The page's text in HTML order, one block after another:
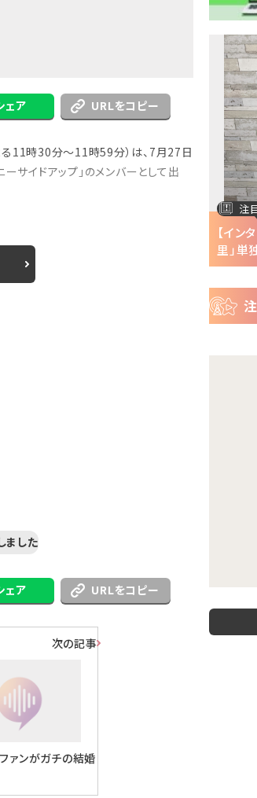
ェア URLをコピー
る11時30分〜11時59分）は、7月27日
サイドアップ」のメンバーとして出
ました
ェア URLをコピー
次の記事
ンがガチの結婚
注
目
ニ
ー
ス
ルーズ...
注
【イン
里」単